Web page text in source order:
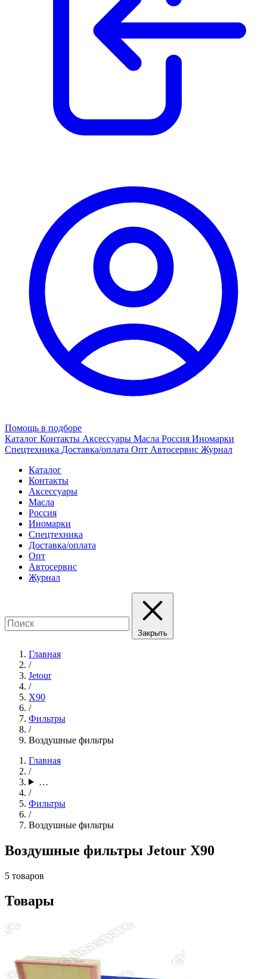
Помощь в подборе
Каталог Контакты Аксессуары Масла Россия Иномарки
Спецтехника Доставка/оплата Опт Автосервис Журнал
Каталог
Контакты
Аксессуары
Масла
Россия
Иномарки
Спецтехника
Доставка/оплата
Опт
Автосервис
Журнал
Закрыть
Главная
/
Jetour
/
X90
/
Фильтры
/
Воздушные фильтры
Главная
/
…
/
Фильтры
/
Воздушные фильтры
Воздушные фильтры Jetour X90
5 товаров
Товары